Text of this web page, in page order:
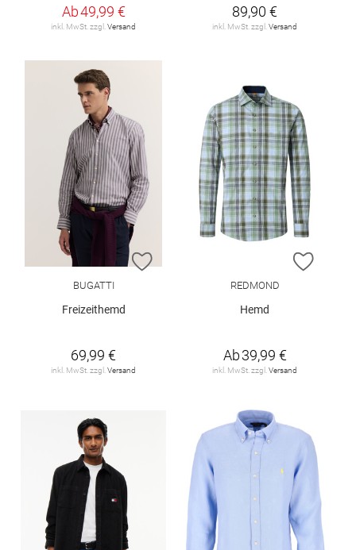
Ab49,99 €
inkl. MwSt. zzgl.Versand
89,90 €
inkl. MwSt. zzgl.Versand
ZUR WUNSCHLISTE HINZUFÜGEN
BUGATTI
Freizeithemd
69,99 €
inkl. MwSt. zzgl.Versand
ZUR
REDMOND
Hemd
Ab39,99 €
inkl. MwSt. zzgl.Versand